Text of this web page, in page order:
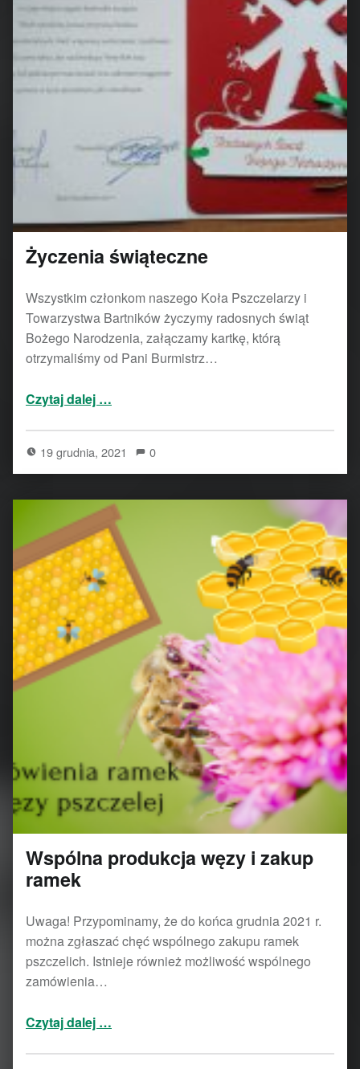
Życzenia świąteczne
Wszystkim członkom naszego Koła Pszczelarzy i
Towarzystwa Bartników życzymy radosnych świąt
Bożego Narodzenia, załączamy kartkę, którą
otrzymaliśmy od Pani Burmistrz…
Czytaj dalej …
19 grudnia, 2021 0
Wspólna produkcja węzy i zakup
ramek
Uwaga! Przypominamy, że do końca grudnia 2021 r.
można zgłaszać chęć wspólnego zakupu ramek
pszczelich. Istnieje również możliwość wspólnego
zamówienia…
Czytaj dalej …